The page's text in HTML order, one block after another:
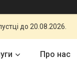
до 20.08.2026.
Про нас